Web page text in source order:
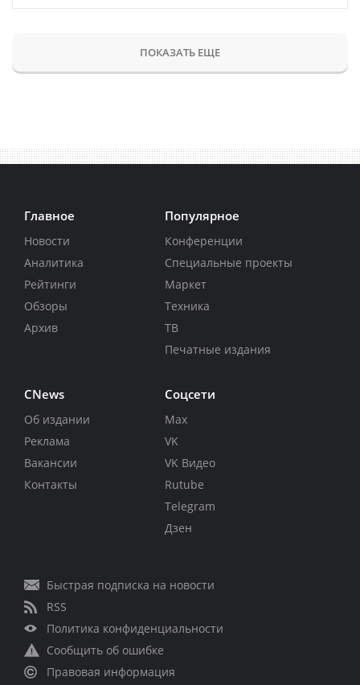
ПОКАЗАТЬ ЕЩЕ
Главное
Новости
Аналитика
Рейтинги
Обзоры
Архив
Популярное
Конференции
Специальные проекты
Маркет
Техника
ТВ
Печатные издания
CNews
Об издании
Реклама
Вакансии
Контакты
Соцсети
Max
VK
VK Видео
Rutube
Telegram
Дзен
Быстрая подписка на новости
RSS
Политика конфиденциальности
Сообщить об ошибке
Правовая информация